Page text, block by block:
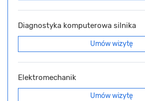
Diagnostyka komputerowa silnika
Umów wizytę
Elektromechanik
Umów wizytę